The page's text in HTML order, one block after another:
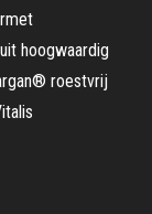
hoogwaardig
roestvrij